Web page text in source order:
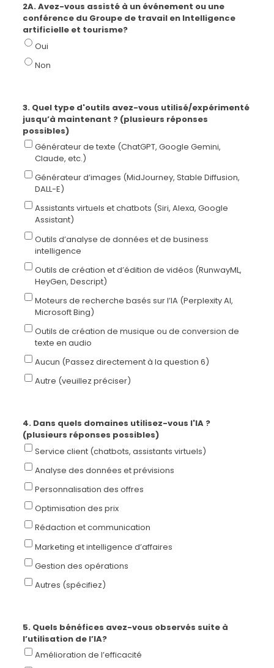
2A. Avez-vous assisté à un événement ou une
conférence du Groupe de travail en Intelligence
artificielle et tourisme?
Oui
Non
3. Quel type d'outils avez-vous utilisé/expérimenté
jusqu’à maintenant ? (plusieurs réponses
possibles)
Générateur de texte (ChatGPT, Google Gemini,
Claude, etc.)
Générateur d’images (MidJourney, Stable Diffusion,
DALL-E)
Assistants virtuels et chatbots (Siri, Alexa, Google
Assistant)
Outils d’analyse de données et de business
intelligence
Outils de création et d’édition de vidéos (RunwayML,
HeyGen, Descript)
Moteurs de recherche basés sur l’IA (Perplexity AI,
Microsoft Bing)
Outils de création de musique ou de conversion de
texte en audio
Aucun (Passez directement à la question 6)
Autre (veuillez préciser)
4. Dans quels domaines utilisez-vous l'IA ?
(plusieurs réponses possibles)
Service client (chatbots, assistants virtuels)
Analyse des données et prévisions
Personnalisation des offres
Optimisation des prix
Rédaction et communication
Marketing et intelligence d’affaires
Gestion des opérations
Autres (spécifiez)
5. Quels bénéfices avez-vous observés suite à
l’utilisation de l’IA?
Amélioration de l’efficacité